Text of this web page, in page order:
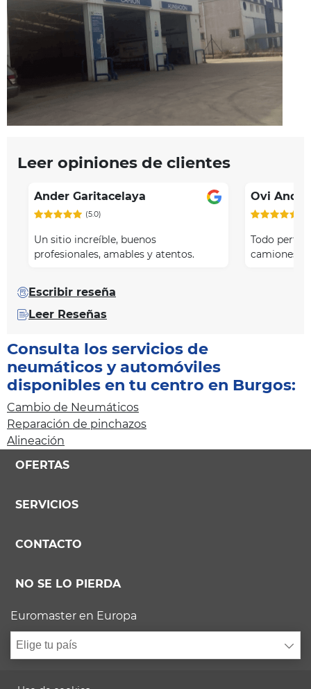
Leer opiniones de clientes
Ander Garitacelaya
(5.0)
Un sitio increíble, buenos
profesionales, amables y atentos.
Ovi
Todo
camiones
Escribir reseña
Leer Reseñas
Consulta los servicios de
neumáticos y automóviles
disponibles en tu centro en Burgos:
Cambio de Neumáticos
Reparación de pinchazos
Alineación
OFERTAS
SERVICIOS
CONTACTO
NO SE LO PIERDA
Euromaster en Europa
Elige tu país